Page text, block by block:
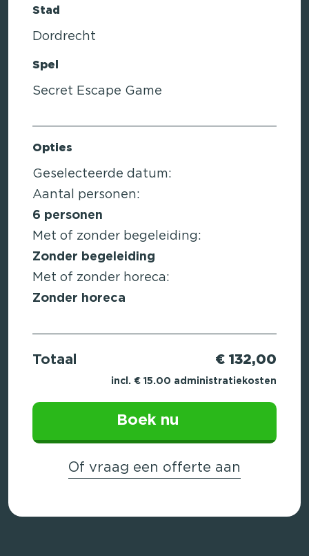
Stad
Dordrecht
Spel
Secret Escape Game
Opties
Geselecteerde datum:
Aantal personen:
6 personen
Met of zonder begeleiding:
Zonder begeleiding
Met of zonder horeca:
Zonder horeca
Totaal € 132,00
incl. € 15.00 administratiekosten
Boek nu
Of vraag een offerte aan